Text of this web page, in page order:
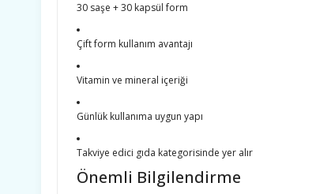
30 saşe + 30 kapsül form
Çift form kullanım avantajı
Vitamin ve mineral içeriği
Günlük kullanıma uygun yapı
Takviye edici gıda kategorisinde yer alır
Önemli Bilgilendirme